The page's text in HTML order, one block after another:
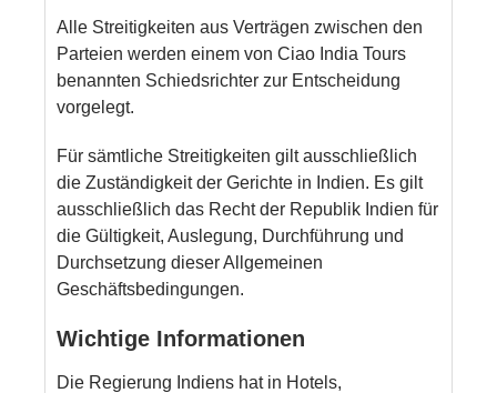
Alle Streitigkeiten aus Verträgen zwischen den
Parteien werden einem von Ciao India Tours
benannten Schiedsrichter zur Entscheidung
vorgelegt.
Für sämtliche Streitigkeiten gilt ausschließlich
die Zuständigkeit der Gerichte in Indien. Es gilt
ausschließlich das Recht der Republik Indien für
die Gültigkeit, Auslegung, Durchführung und
Durchsetzung dieser Allgemeinen
Geschäftsbedingungen.
Wichtige Informationen
Die Regierung Indiens hat in Hotels,